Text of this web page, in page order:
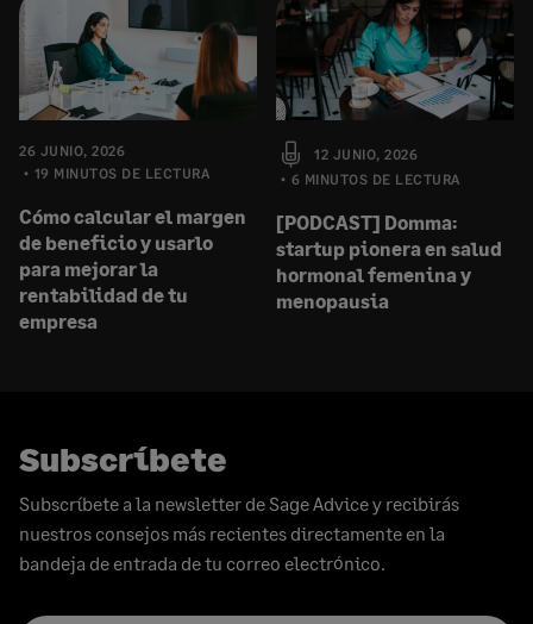
26 JUNIO, 2026
19 MINUTOS DE LECTURA
Cómo calcular el margen
de beneficio y usarlo
para mejorar la
rentabilidad de tu
empresa
12 JUNIO, 2026
6 MINUTOS DE LECTURA
[PODCAST] Domma:
startup pionera en salud
hormonal femenina y
menopausia
Subscríbete
Subscríbete a la newsletter de Sage Advice y recibirás
nuestros consejos más recientes directamente en la
bandeja de entrada de tu correo electrónico.